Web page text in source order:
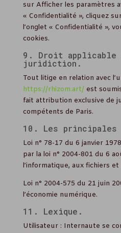
sur Afficher les paramètres
« Confidentialité », cliquez
l’onglet « Confidentialité »,
cookies.
9. Droit
juridiction.
Tout litige en relation avec
https://rhizom.art/est
fait attribution exclusive de
compétents de Paris.
10. Les principales
Loi n° 78-17 du 6 janvier
par la loi n° 2004-801 du 6
l’informatique, aux fichiers
Loi n° 2004-575 du 21 juin
l’économie numérique.
11. Lexique.
Utilisateur : Internaute se